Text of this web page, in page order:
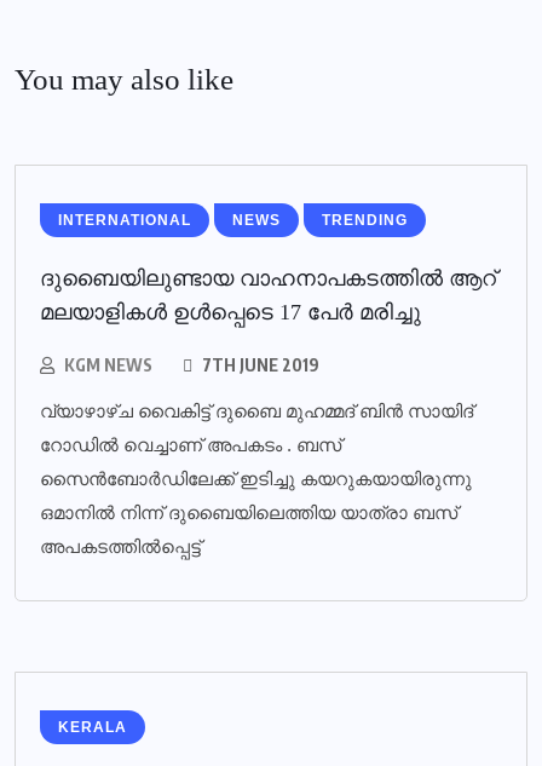
You may also like
INTERNATIONAL NEWS TRENDING
ദുബൈയിലുണ്ടായ വാഹനാപകടത്തില്‍ ആറ്
മലയാളികള്‍ ഉള്‍പ്പെടെ 17 പേര്‍ മരിച്ചു
KGM NEWS 7TH JUNE 2019
വ്യാഴാഴ്ച വൈകിട്ട് ദുബൈ മുഹമ്മദ് ബിൻ സായിദ്
റോഡിൽ വെച്ചാണ് അപകടം . ബസ്
സൈൻബോർഡിലേക്ക് ഇടിച്ചു കയറുകയായിരുന്നു
ഒമാനിൽ നിന്ന് ദുബൈയിലെത്തിയ യാത്രാ ബസ്
അപകടത്തിൽപ്പെട്ട്
KERALA